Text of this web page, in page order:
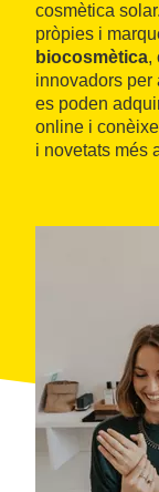
cosmètica
pròpies i
biocosmètica,
innovadors per
es poden
online i
i novetats més